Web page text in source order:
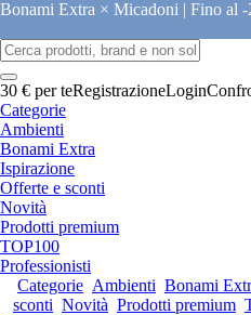
Bonami Extra × Micadoni | Fino al
30 € per teRegistrazioneLogin
Categorie
Ambienti
Bonami Extra
Ispirazione
Offerte e sconti
Novità
Prodotti premium
TOP100
Professionisti
Categorie Ambienti Bonami
sconti Novità Prodotti premium